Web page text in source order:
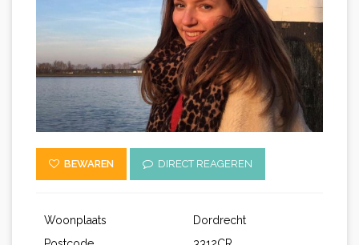
BEWAREN DIRECT REAGEREN
Woonplaats
Dordrecht